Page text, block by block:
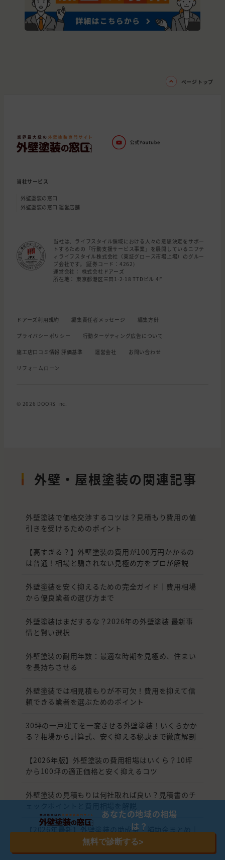
ページトップ
当社サービス
外壁塗装の窓口
外壁塗装の窓口 運営店舗
当社は、ライフスタイル領域における人々の意思決定をサポー
トするための「行動支援サービス事業」を展開しているニフテ
ィライフスタイル株式会社（東証グロース市場上場）のグルー
プ会社です。(証券コード：4262)
運営会社： 株式会社ドアーズ
所在地： 東京都港区三田1-2-18 TTDビル 4F
ドアーズ利用規約 編集責任者メッセージ 編集方針
プライバシーポリシー 行動ターゲティング広告について
施工店口コミ情報 評価基準 運営会社 お問い合わせ
リフォームローン
© 2026 DOORS Inc.
外壁・屋根塗装の関連記事
外壁塗装で価格交渉するコツは？見積もり費用の値
引きを受けるためのポイント
【高すぎる？】外壁塗装の費用が100万円かかるの
は普通！相場と騙されない見極め方をプロが解説
外壁塗装を安く抑えるための完全ガイド｜費用相場
から優良業者の選び方まで
外壁塗装はまだするな？2026年の外壁塗装 最新事
情と賢い選択
外壁塗装の耐用年数：最適な時期を見極め、住まい
を長持ちさせる
外壁塗装では相見積もりが不可欠！費用を抑えて信
頼できる業者を選ぶためのポイント
30坪の一戸建てを一変させる外壁塗装！いくらかか
る？相場から計算式、安く抑える秘訣まで徹底解剖
【2026年版】外壁塗装の費用相場はいくら？10坪
から100坪の適正価格と安く抑えるコツ
外壁塗装の見積もりは何社取れば良い？見積書のチ
【2026年最新】外壁塗装の助成金・補助金まとめ｜
申請方法・条件や注意点を解説
あなたの地域の相場
は？
無料で診断する>